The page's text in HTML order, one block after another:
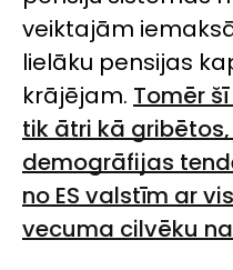
veiktajām
lielāku pensijas
krājējam. Tomēr
tik ātri kā
demogrāfijas
no ES valstīm ar
vecuma cilvēku